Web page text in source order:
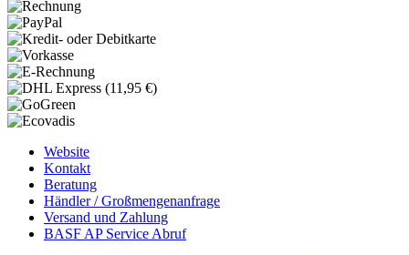
Website
Kontakt
Beratung
Händler / Großmengenanfrage
Versand und Zahlung
BASF AP Service Abruf